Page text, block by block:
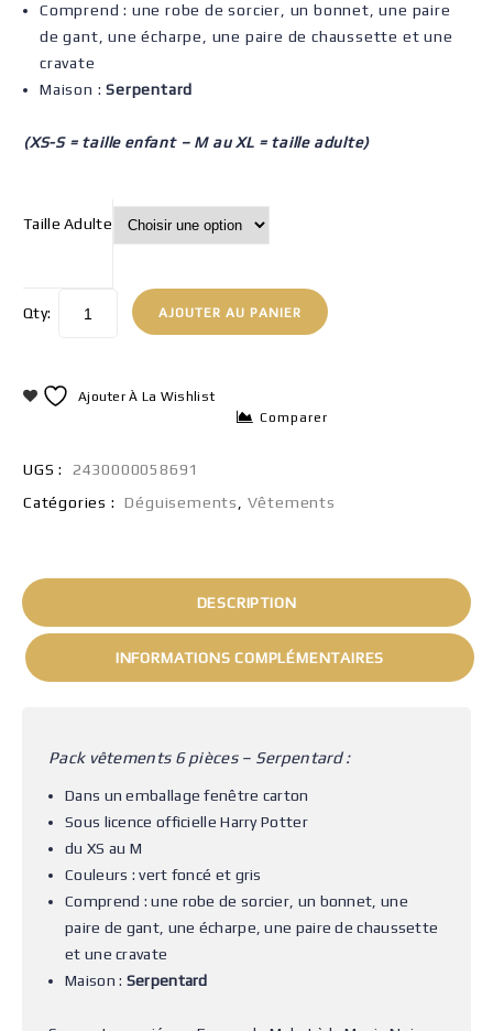
Comprend : une robe de sorcier, un bonnet, une paire
de gant, une écharpe, une paire de chaussette et une
cravate
Maison :Serpentard
(XS-S = taille enfant – M au XL = taille adulte)
Taille Adulte
Qty: AJOUTER AU PANIER
Ajouter À La Wishlist
Comparer
UGS :
2430000058691
Catégories :
Déguisements Vêtements
DESCRIPTION
INFORMATIONS COMPLÉMENTAIRES
Pack vêtements 6 pièces – Serpentard :
Dans un emballage fenêtre carton
Sous licence officielle Harry Potter
du XS au M
Couleurs : vert foncé et gris
Comprend : une robe de sorcier, un bonnet, une
paire de gant, une écharpe, une paire de chaussette
et une cravate
Maison : Serpentard